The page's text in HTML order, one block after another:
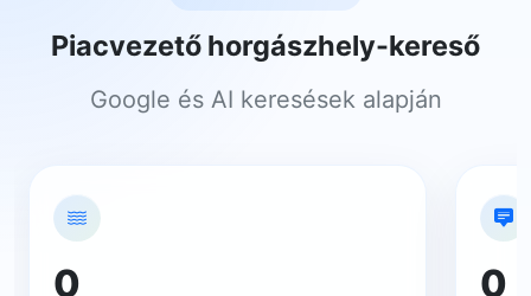
Piacvezető horgászhely-kereső
Google és AI keresések alapján
0 0